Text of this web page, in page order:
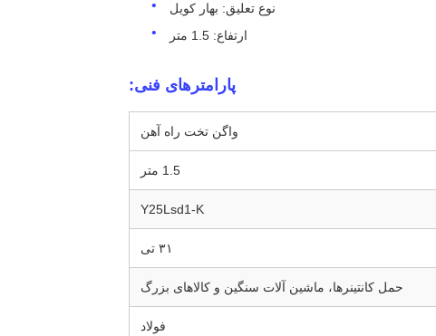
نوع تعلیق: بهار کویل
ارتفاع: 1.5 متر
پارامترهای فنی:
واگن تخت راه آهن
1.5 متر
Y25Lsd1-K
۳۱ تی
حمل کانتینرها، ماشین آلات سنگین و کالاهای بزرگ
فولاد